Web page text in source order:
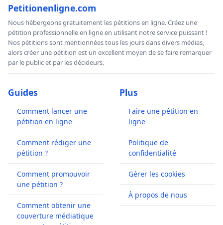
Petitionenligne.com
Nous hébergeons gratuitement les pétitions en ligne. Créez une
pétition professionnelle en ligne en utilisant notre service puissant !
Nos pétitions sont mentionnées tous les jours dans divers médias,
alors créer une pétition est un excellent moyen de se faire remarquer
par le public et par les décideurs.
Guides
Comment lancer une
pétition en ligne
Comment rédiger une
pétition ?
Comment promouvoir
une pétition ?
Comment obtenir une
couverture médiatique
Plus
Faire une pétition en
ligne
Politique de
confidentialité
Gérer les cookies
À propos de nous